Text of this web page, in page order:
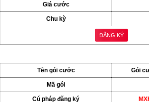
Giá cước
Chu kỳ
ĐĂNG KÝ
Tên gói cước Gói
Mã gói
Cú pháp đăng ký